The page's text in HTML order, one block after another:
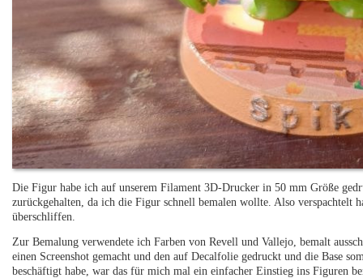
Die Figur habe ich auf unserem Filament 3D-Drucker in 50 mm Größe
zurückgehalten, da ich die Figur schnell bemalen wollte. Also verspachtelt
überschliffen.
Zur Bemalung verwendete ich Farben von Revell und Vallejo, bemalt
einen Screenshot gemacht und den auf Decalfolie gedruckt und die Base
beschäftigt habe, war das für mich mal ein einfacher Einstieg ins Figuren